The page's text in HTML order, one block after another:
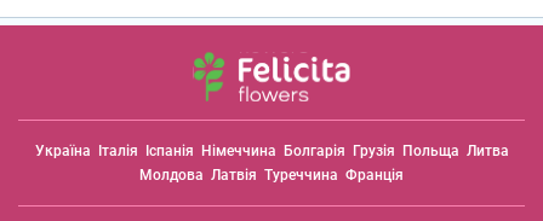
Україна Італія Іспанія Німеччина Болгарія Грузія Польща Литва
Молдова Латвія Туреччина Франція